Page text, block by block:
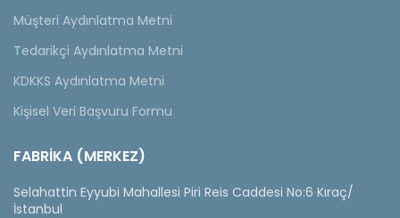
Müşteri Aydınlatma Metni
Tedarikçi Aydınlatma Metni
KDKKS Aydınlatma Metni
Kişisel Veri Başvuru Formu
FABRİKA (MERKEZ)
Selahattin Eyyubi Mahallesi Piri Reis Caddesi No:6 Kıraç/
İstanbul